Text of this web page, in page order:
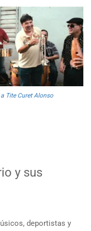
Tite Curet Alonso
y sus
deportistas y